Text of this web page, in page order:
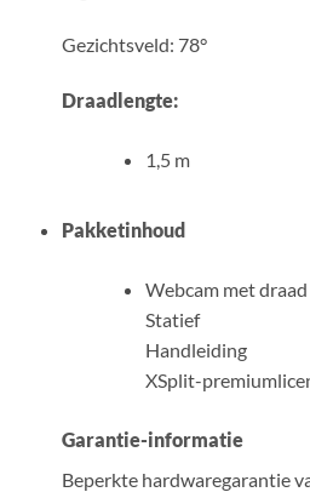
Gezichtsveld: 78°
Draadlengte:
1,5 m
Pakketinhoud
Webcam met
Statief
Handleiding
XSplit-
Garantie-informatie
Beperkte hardwaregarantie